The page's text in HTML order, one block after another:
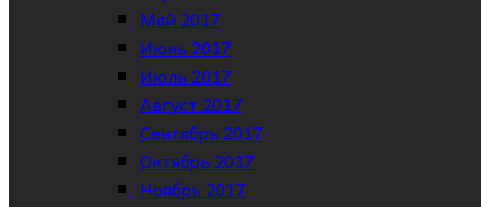
Май 2017
Июнь 2017
Июль 2017
Август 2017
Сентябрь 2017
Октябрь 2017
Ноябрь 2017